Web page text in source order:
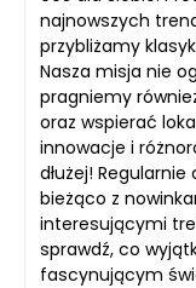
najnowszych
przybliżamy
Nasza misja nie
pragniemy
oraz wspierać
innowacje i
dłużej!
bieżąco z
interesującymi
sprawdź, co
fascynującym